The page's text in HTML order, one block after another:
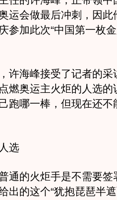
运会做最后冲刺，因此
参加此次“中国第一枚
许海峰接受了记者的采
燃奥运主火炬的人选的
跑哪一棒，但现在还不
选
的火炬手是不需要签
出的这个“犹抱琵琶半